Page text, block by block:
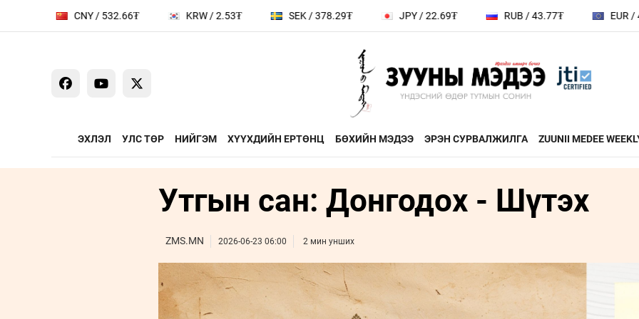
CNY / 532.66₮ KRW / 2.53₮ SEK / 378.29₮ JPY / 22.69₮ RUB / 43.77₮ EUR /
ЭХЛЭЛ УЛС ТӨР НИЙГЭМ ХҮҮХДИЙН ЕРТӨНЦ БӨХИЙН МЭДЭЭ ЭРЭН СУРВАЛЖИЛГА ZUUNII MEDEE
ҮЗЭЛ БОДЛЫН ЧӨЛӨӨТ
ЯРИЛЦАХ ЦАГ
Сайд ярьж байна
Зууны мэдээний зочин
Бизнес хөгжил
Leaderships forum
ДӨРВӨН ХӨЛТЭЙ АНД
МОНГОЛ ӨВ СОЁЛ
ЭДИЙН
ҮНДЭСНИЙ
ТӨВ
Утгын сан: Донгодох - Шүтэх
ZMS.MN 2026-06-23 06:00 2 мин унших